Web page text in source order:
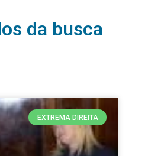
da busca
EXTREMA DIREITA